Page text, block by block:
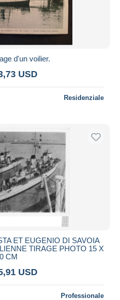
d'un voilier.
USD
Residenziale
ET EUGENIO DI SAVOIA
TIRAGE PHOTO 15 X
CM
USD
Professionale